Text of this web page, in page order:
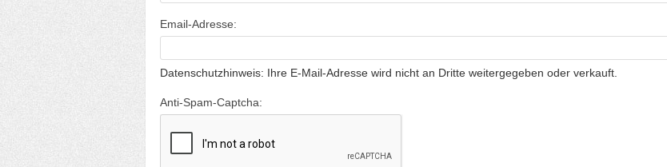
Email-Adresse:
Datenschutzhinweis: Ihre E-Mail-Adresse wird nicht an Dritte weitergegeben oder verkauft.
Anti-Spam-Captcha: